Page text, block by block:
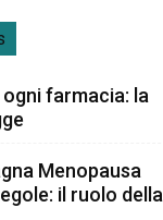
farmacia: la
Menopausa
il ruolo della